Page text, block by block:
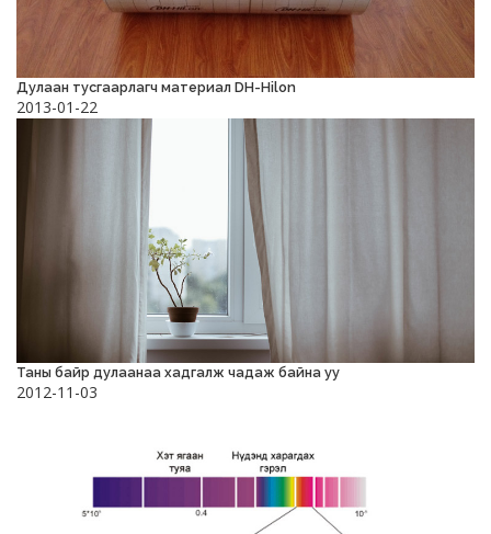
Дулаан тусгаарлагч материал DH-Hilon
2013-01-22
Таны байр дулаанаа хадгалж чадаж байна уу
2012-11-03